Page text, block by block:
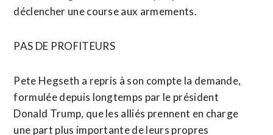
déclencher une course aux armements.
PAS DE PROFITEURS
Pete Hegseth a ⁠repris à son compte la demande,
formulée depuis longtemps par le président
Donald Trump, que les alliés prennent en charge
une part plus importante de leurs propres